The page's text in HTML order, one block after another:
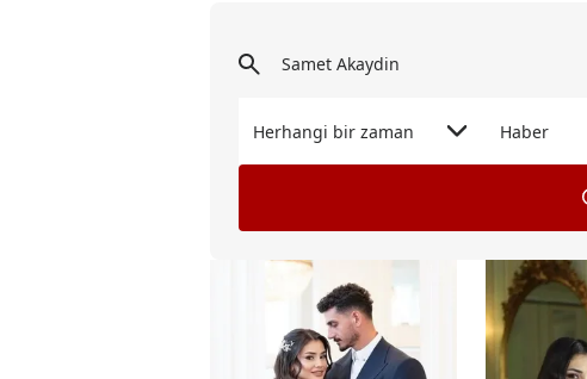
Herhangi bir zaman Haber